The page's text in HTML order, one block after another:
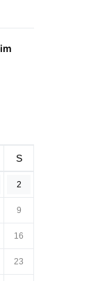
S
2
9
16
23